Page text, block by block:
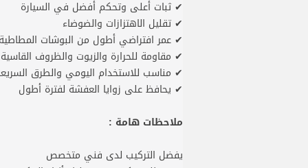
✔ ثبات أعلى وتحكم أفضل في السيارة
✔ تقليل الاهتزازات والضوضاء
✔ عمر افتراضي أطول من البوشات
✔ مقاومة للحرارة والزيوت والظروف القاسية
✔ مناسب للاستخدام اليومي والطرق
✔ يحافظ على زوايا العفشة لفترة أطول
ملاحظات هامة :
يفضل التركيب لدى فني متخصص